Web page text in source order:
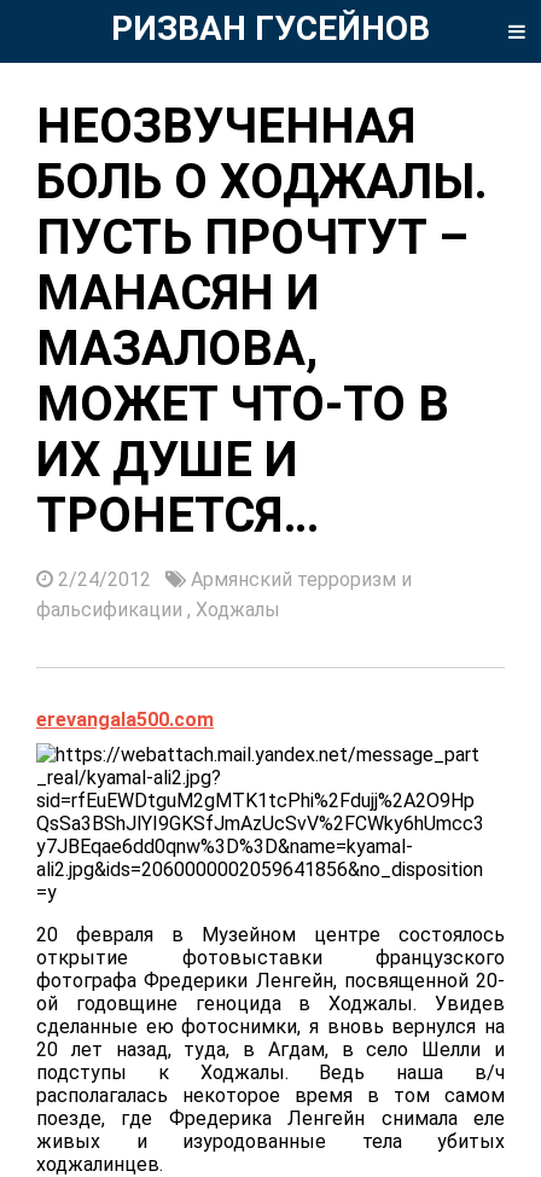
РИЗВАН ГУСЕЙНОВ
НЕОЗВУЧЕННАЯ
БОЛЬ О ХОДЖАЛЫ.
ПУСТЬ ПРОЧТУТ –
МАНАСЯН И
МАЗАЛОВА,
МОЖЕТ ЧТО-ТО В
ИХ ДУШЕ И
ТРОНЕТСЯ…
2/24/2012
Армянский терроризм и
фальсификации , Ходжалы
erevangala500.com
20 февраля в Музейном центре состоялось
открытие фотовыставки французского
фотографа Фредерики Ленгейн, посвященной 20-
ой годовщине геноцида в Ходжалы. Увидев
сделанные ею фотоснимки, я вновь вернулся на
20 лет назад, туда, в Агдам, в село Шелли и
подступы к Ходжалы. Ведь наша в/ч
располагалась некоторое время в том самом
поезде, где Фредерика Ленгейн снимала еле
живых и изуродованные тела убитых
ходжалинцев.